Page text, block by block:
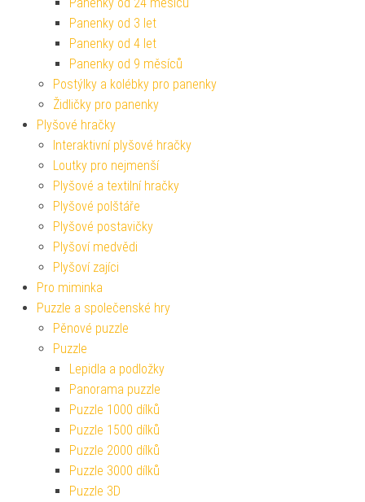
Panenky od 3 let
Panenky od 4 let
Panenky od 9 měsíců
Postýlky a kolébky pro panenky
Židličky pro panenky
Plyšové hračky
Interaktivní plyšové hračky
Loutky pro nejmenší
Plyšové a textilní hračky
Plyšové polštáře
Plyšové postavičky
Plyšoví medvědi
Plyšoví zajíci
Pro miminka
Puzzle a společenské hry
Pěnové puzzle
Puzzle
Lepidla a podložky
Panorama puzzle
Puzzle 1000 dílků
Puzzle 1500 dílků
Puzzle 2000 dílků
Puzzle 3000 dílků
Puzzle 3D